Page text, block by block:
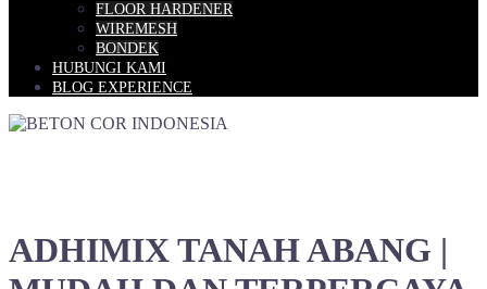
FLOOR HARDENER
WIREMESH
BONDEK
HUBUNGI KAMI
BLOG EXPERIENCE
ADHIMIX TANAH ABANG |